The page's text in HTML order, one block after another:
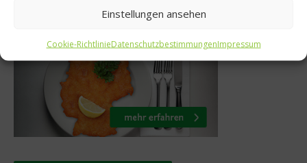
Einstellungen ansehen
Cookie-RichtlinieDatenschutzbestimmungenImpressum
Was isst Deutschland